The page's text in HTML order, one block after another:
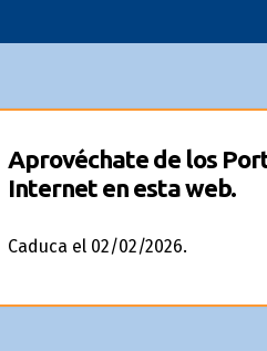
Aprovéchate de los
Internet en esta web.
Caduca el 02/02/2026.